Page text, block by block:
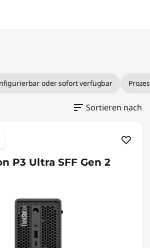
oder sofort verfügbar
Sortieren nach
P3 Ultra SFF Gen 2